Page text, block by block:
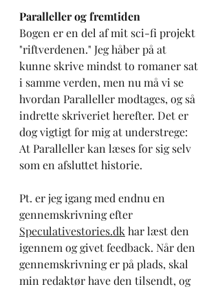
Paralleller og fremtiden
Bogen er en del af mit sci-fi projekt
"riftverdenen." Jeg håber på at
kunne skrive mindst to romaner sat
i samme verden, men nu må vi se
hvordan Paralleller modtages, og så
indrette skriveriet herefter. Det er
dog vigtigt for mig at understrege:
At Paralleller kan læses for sig selv
som en afsluttet historie.
Pt. er jeg igang med endnu en
gennemskrivning efter
Speculativestories.dk har læst den
igennem og givet feedback. Når den
gennemskrivning er på plads, skal
min redaktør have den tilsendt, og